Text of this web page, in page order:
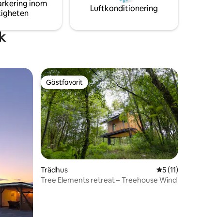
inom
Luftkonditionering
Gästfavorit
Gästfavorit
Trädhus 5 av 5 i
5 (11)
Tree Elements retreat – Treehouse Wind